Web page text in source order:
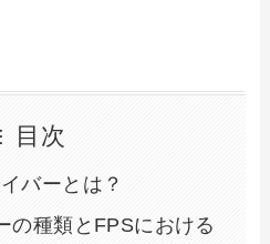
目次
バーとは？
の種類とFPSにおける